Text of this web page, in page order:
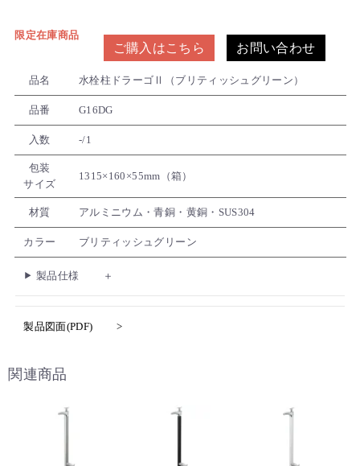
限定在庫商品
ご購入はこちら お問い合わせ
品名 水栓柱ドラーゴⅡ（ブリティッシュグリーン）
品番 G16DG
入数 -/1
包装
サイズ
1315×160×55mm（箱）
材質 アルミニウム・青銅・黄銅・SUS304
カラー ブリティッシュグリーン
製品仕様
製品図面(PDF)
関連商品